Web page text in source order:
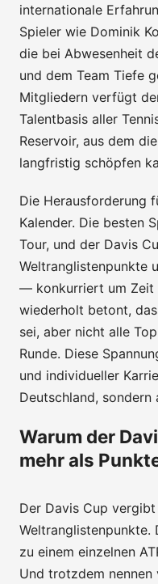
internationale
Spieler wie Dominik
die bei Abwesenheit
und dem Team Tiefe
Mitgliedern verfügt
Talentbasis aller
Reservoir, aus dem
langfristig schöpfen
Die Herausforderung
Kalender. Die besten
Tour, und der Davis
Weltranglistenpunkte
— konkurriert um Zeit
wiederholt betont,
sei, aber nicht alle
Runde. Diese
und individueller
Deutschland, sondern
Warum der
mehr als
Der Davis Cup vergibt
Weltranglistenpunkte.
zu einem einzelnen
Und trotzdem nennen